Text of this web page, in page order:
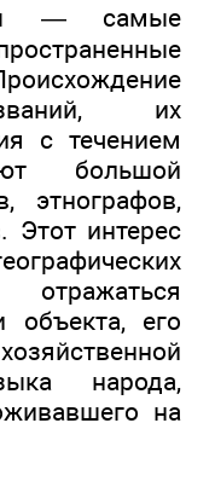
— самые
их
с течением
большой
этнографов,
Этот интерес
объекта, его
народа,
на